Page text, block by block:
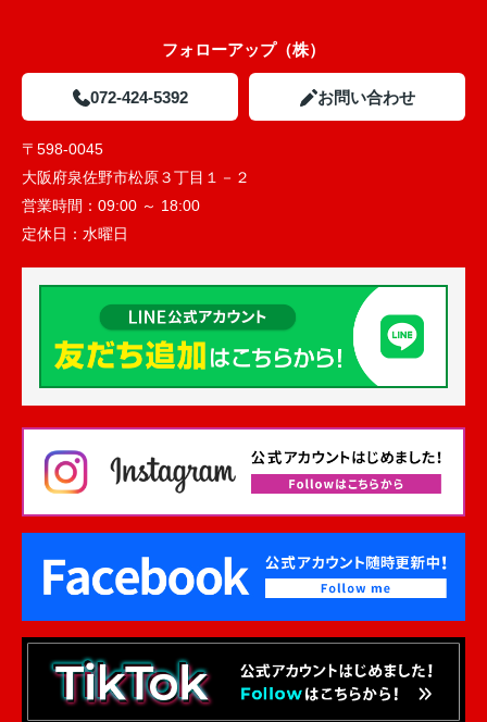
フォローアップ（株）
072-424-5392 お問い合わせ
〒598-0045
大阪府泉佐野市松原３丁目１－２
営業時間： 09:00 ～ 18:00
定休日： 水曜日